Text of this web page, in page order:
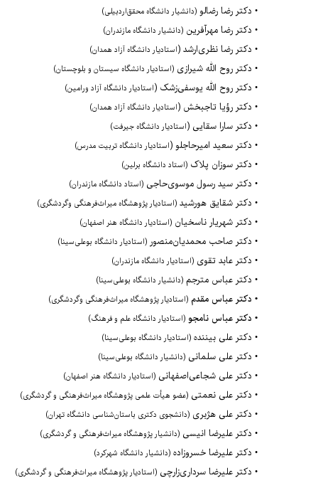
دکتر رضا رضالو(دانشیار دانشگاه محقق‌اردبیلی)
دکتررضا مهرآفرین(دانشیار دانشگاه مازندران)
دکتر رضا نظری‌ارشد (استادیار دانشگاه آزاد همدان)
دکترروح الله شیرازی(استادیار دانشگاه سیستان و بلوچستان)
• دکتر روح الله یوسفی‌زشک (استادیار دانشگاه آزاد ورامین)
• دکتر رؤیا تاجبخش (استادیار دانشگاه آزاد همدان)
• دکتر سارا سقایی (استادیار دانشگاه جیرفت)
• دکتر سعید امیرحاجلو (استادیار دانشگاه تربیت مدرس)
دکتر سوزان پلاک(استاد دانشگاه برلین)
دکتر سید رسول موسوی‌حاجی(استاد دانشگاه مازندران)
دکتر شقایق هورشید(استادیار پژوهشگاه میراث‌فرهنگی وگردشگری)
دکتر شهریار ناسخیان(استادیار دانشگاه هنر اصفهان)
دکترصاحب محمدیان‌منصور(استادیار دانشگاه بوعلی‌سینا)
دکترعابد تقوی(استادیار دانشگاه مازندران)
• دکتر عباس مترجم(دانشیار دانشگاه بوعلی‌سینا)
• دکتر عباس مقدم(استادیار پژوهشگاه میراث‌فرهنگی وگردشگری)
• دکتر عباس نامجو(استادیار دانشگاه علم و فرهنگ)
دکتر علی بیننده(استادیار دانشگاه بوعلی‌سینا)
دکترعلی سلمانی(دانشیار دانشگاه بوعلی‌سینا)
دکتر علی شجاعی‌اصفهانی(استادیار دانشگاه هنر اصفهان)
دکترعلی نعمتی(عضو هیأت علمی پژوهشگاه میراث‌فرهنگی و گردشگری)
دکترعلی هژبری(دانشجوی دکتری باستان‌شناسی دانشگاه تهران)
دکتر علیرضا انیسی(دانشیار پژوهشگاه میراث‌فرهنگی و گردشگری)
دکترعلیرضا خسروزاده(دانشیار دانشگاه شهرکرد)
دکتر علیرضا سرداری‌زارچی(استادیار پژوهشگاه میراث‌فرهنگی و گردشگری)